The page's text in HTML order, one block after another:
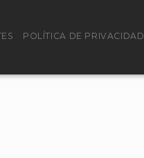
POLÍTICA DE PRIVACIDAD